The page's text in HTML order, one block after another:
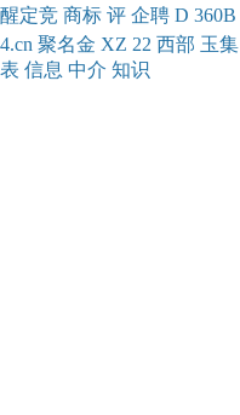
醒定竞 商标 评 企聘 D 360B
4.cn 聚名金 XZ 22 西部 玉集
表 信息 中介 知识